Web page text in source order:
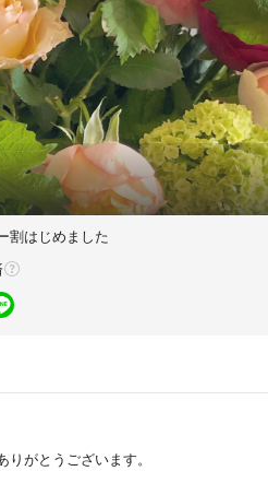
割はじめました
がとうございます。